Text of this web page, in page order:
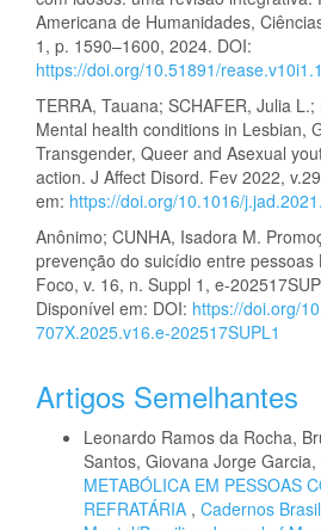
Americana de Humanidades,
1, p. 1590–1600, 2024. DOI:
https://doi.org/10.51891/
TERRA, Tauana; SCHAFER, Julia
Mental health conditions in Lesbian,
Transgender, Queer and Asexual
action. J Affect Disord. Fev 2022,
em: https://doi.org/10.1016/
Anônimo; CUNHA, Isadora M.
prevenção do suicídio entre pessoas
Foco, v. 16, n. Suppl 1, e-
Disponível em: DOI: https://doi.org/
707X.2025.v16.e-202517SUPL1
Artigos Semelhantes
Leonardo Ramos da Rocha,
Santos, Giovana Jorge Garcia,
METABÓLICA EM PESSOAS
REFRATÁRIA , Cadernos